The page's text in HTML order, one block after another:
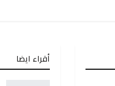
أقراء ايضا